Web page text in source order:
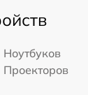
Ноутбуков
Проекторов